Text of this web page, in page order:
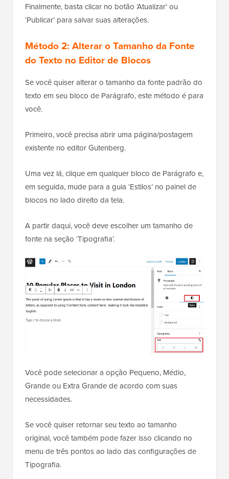
Finalmente, basta clicar no botão ‘Atualizar’ ou
‘Publicar’ para salvar suas alterações.
Método 2: Alterar o Tamanho da Fonte
do Texto no Editor de Blocos
Se você quiser alterar o tamanho da fonte padrão do
texto em seu bloco de Parágrafo, este método é para
você.
Primeiro, você precisa abrir uma página/postagem
existente no editor Gutenberg.
Uma vez lá, clique em qualquer bloco de Parágrafo e,
em seguida, mude para a guia ‘Estilos’ no painel de
blocos no lado direito da tela.
A partir daqui, você deve escolher um tamanho de
fonte na seção ‘Tipografia’.
Você pode selecionar a opção Pequeno, Médio,
Grande ou Extra Grande de acordo com suas
necessidades.
Se você quiser retornar seu texto ao tamanho
original, você também pode fazer isso clicando no
menu de três pontos ao lado das configurações de
Tipografia.